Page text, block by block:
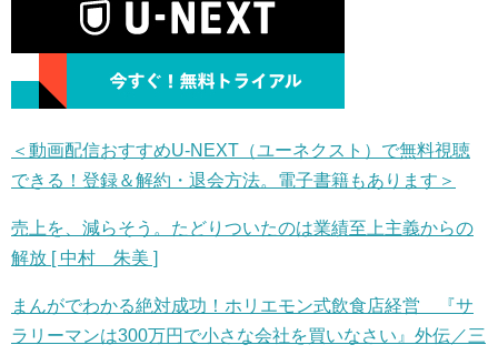
＜動画配信おすすめU-NEXT（ユーネクスト）で無料視聴
できる！登録＆解約・退会方法。電子書籍もあります＞
売上を、減らそう。たどりついたのは業績至上主義からの
解放 [ 中村 朱美 ]
まんがでわかる絶対成功！ホリエモン式飲食店経営 『サ
ラリーマンは300万円で小さな会社を買いなさい』外伝／三